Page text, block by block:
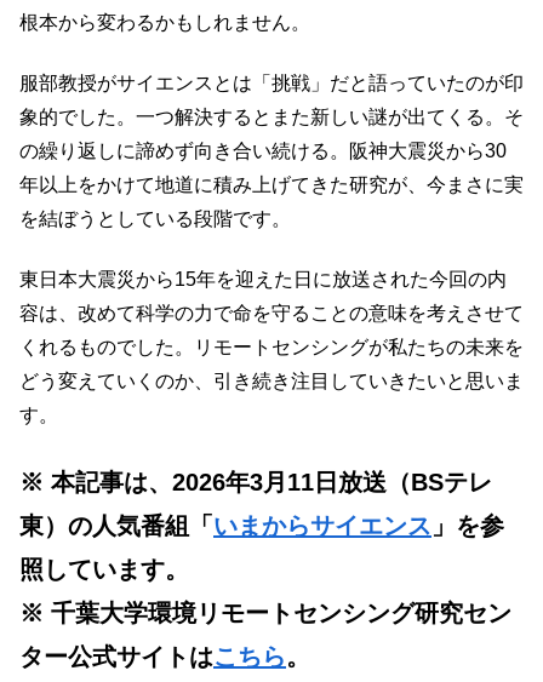
根本から変わるかもしれません。
服部教授がサイエンスとは「挑戦」だと語っていたのが印
象的でした。一つ解決するとまた新しい謎が出てくる。そ
の繰り返しに諦めず向き合い続ける。阪神大震災から30
年以上をかけて地道に積み上げてきた研究が、今まさに実
を結ぼうとしている段階です。
東日本大震災から15年を迎えた日に放送された今回の内
容は、改めて科学の力で命を守ることの意味を考えさせて
くれるものでした。リモートセンシングが私たちの未来を
どう変えていくのか、引き続き注目していきたいと思いま
す。
※ 本記事は、2026年3月11日放送（BSテレ
東）の人気番組「 いまからサイエンス 」を参
照しています。
※ 千葉大学環境リモートセンシング研究セン
ター公式サイトはこちら。